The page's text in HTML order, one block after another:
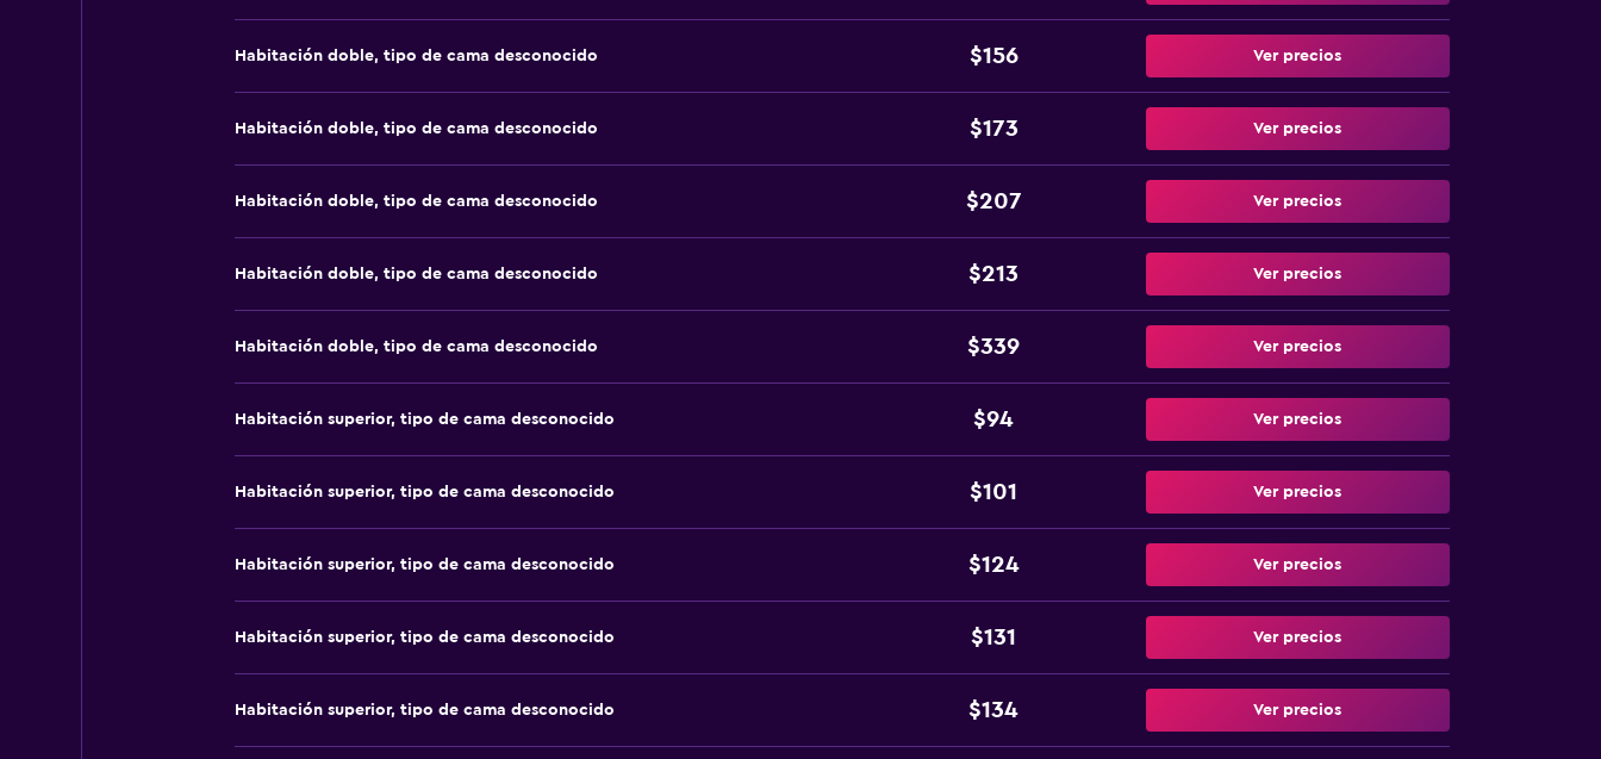
Habitación doble, tipo de cama desconocido $156 Ver precios
Habitación doble, tipo de cama desconocido $173 Ver precios
Habitación doble, tipo de cama desconocido $207 Ver precios
Habitación doble, tipo de cama desconocido $213 Ver precios
Habitación doble, tipo de cama desconocido $339 Ver precios
Habitación superior, tipo de cama desconocido $94 Ver precios
Habitación superior, tipo de cama desconocido $101 Ver precios
Habitación superior, tipo de cama desconocido $124 Ver precios
Habitación superior, tipo de cama desconocido $131 Ver precios
Habitación superior, tipo de cama desconocido $134 Ver precios